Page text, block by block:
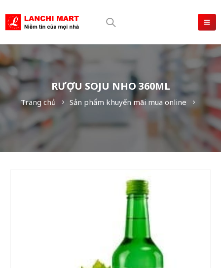
RƯỢU SOJU NHO 360ML
Trang chủ Sản phẩm khuyến mãi mua online